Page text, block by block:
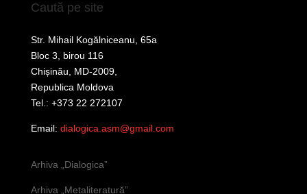
Caută pe site
Str. Mihail Kogălniceanu, 65a
Bloc 3, birou 116
Chișinău, MD-2009,
Republica Moldova
Tel.: +373 22 272107
Email: dialogica.asm@gmail.com
Arhiva „Dialogica”
Arhiva „Metaliteratură”